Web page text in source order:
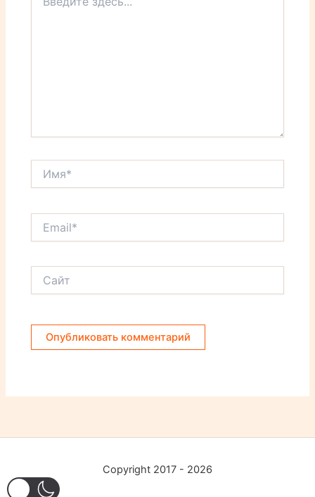
здесь...
Copyright 2017 - 2026